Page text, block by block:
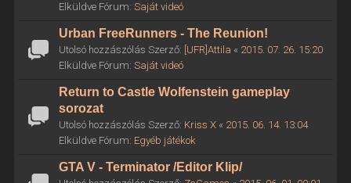
Elküldve Fórum: Saját videó
Urban FreeRunners - The Reunion!
Utolsó hozzászólás Szerző: [UFR]Attila « 2015. 07. 26. 15:20
Elküldve Fórum: Saját videó
Return to Castle Wolfenstein gameplay
sorozat
Utolsó hozzászólás Szerző: Kriss X« 2015. 06. 14. 13:04
Elküldve Fórum: Egyéb játékok
GTA V - Terminator /Editor Klip/